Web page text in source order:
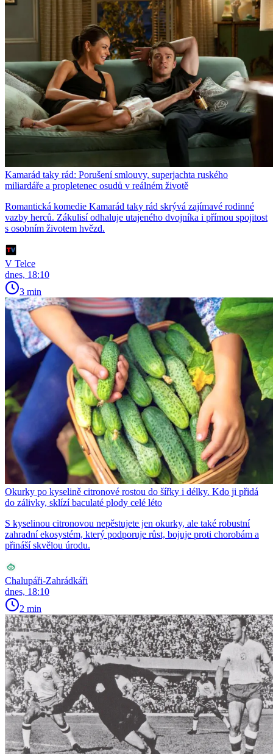
Kamarád taky rád: Porušení smlouvy, superjachta ruského
miliardáře a propletenec osudů v reálném životě
Romantická komedie Kamarád taky rád skrývá zajímavé rodinné
vazby herců. Zákulisí odhaluje utajeného dvojníka i přímou spojitost
s osobním životem hvězd.
V Telce
dnes, 18:10
3 min
Okurky po kyselině citronové rostou do šířky i délky. Kdo ji přidá
do zálivky, sklízí baculaté plody celé léto
S kyselinou citronovou nepěstujete jen okurky, ale také robustní
zahradní ekosystém, který podporuje růst, bojuje proti chorobám a
přináší skvělou úrodu.
Chalupáři-Zahrádkáři
dnes, 18:10
2 min